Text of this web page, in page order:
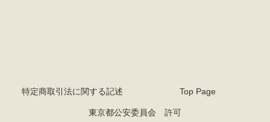
特定商取引法に関する記述 Top Page
東京都公安委員会 許可